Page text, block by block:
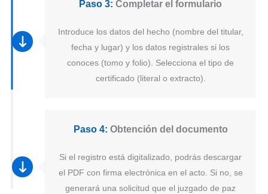
Paso 3: Completar el formulario
Introduce los datos del hecho (nombre del titular,
fecha y lugar) y los datos registrales si los
conoces (tomo y folio). Selecciona el tipo de
certificado (literal o extracto).
Paso 4: Obtención del documento
Si el registro está digitalizado, podrás descargar
el PDF con firma electrónica en el acto. Si no, se
generará una solicitud que el juzgado de paz